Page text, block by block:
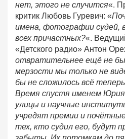
нет, этого не случится«.
критик Любовь Гуревич: «
имена, фотографии судей,
всех причастных?«.
«Детского радио» Антон
отвратительнее ещё не
мерзости мы только не
бы не сложилось всё
Время спустя именем
улицы и научные
учредят премии и
тех, кто судил его, будут